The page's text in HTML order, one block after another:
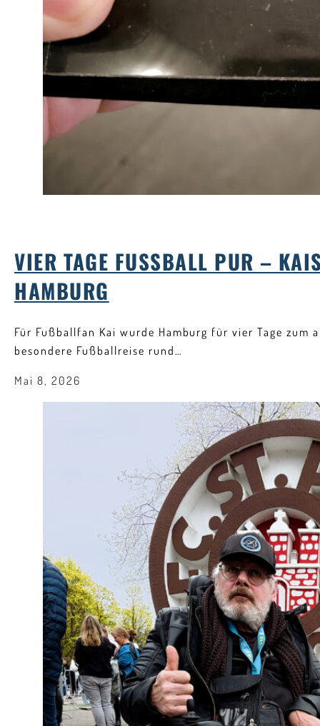
VIER TAGE FUSSBALL PUR –
AMBURG
Für Fußballfan Kai wurde Hamburg für vier Tage
besondere Fußballreise rund…
Mai 8, 2026